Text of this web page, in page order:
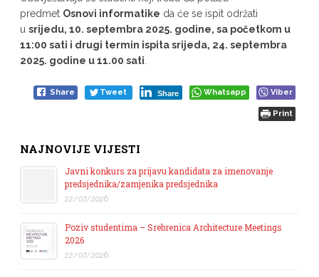
predmet Osnovi informatike da će se ispit održati
u srijedu, 10. septembra 2025. godine, sa početkom u
11:00 sati i drugi termin ispita srijeda, 24. septembra
2025. godine u 11.00 sati
Share Tweet Share Whatsapp Viber
Print
NAJNOVIJE VIJESTI
Javni konkurs za prijavu kandidata za imenovanje
predsjednika/zamjenika predsjednika
22/07/2026
Poziv studentima – Srebrenica Architecture Meetings
2026
22/07/2026